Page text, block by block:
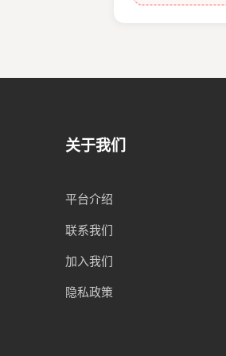
关于我们
平台介绍
联系我们
加入我们
隐私政策